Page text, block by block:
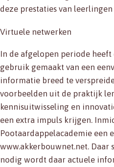
deze prestaties van
Virtuele netwerken
In de afgelopen periode
gebruik gemaakt van een
informatie breed te
voorbeelden uit de praktijk
kennisuitwisseling en
een extra impuls krijgen.
Pootaardappelacademie een
www.akkerbouwnet.net.
nodig wordt daar actuele